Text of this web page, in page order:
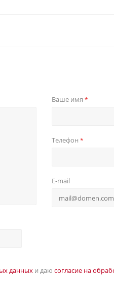
Ваше имя *
Телефон *
E-mail
данныхи даю согласие на